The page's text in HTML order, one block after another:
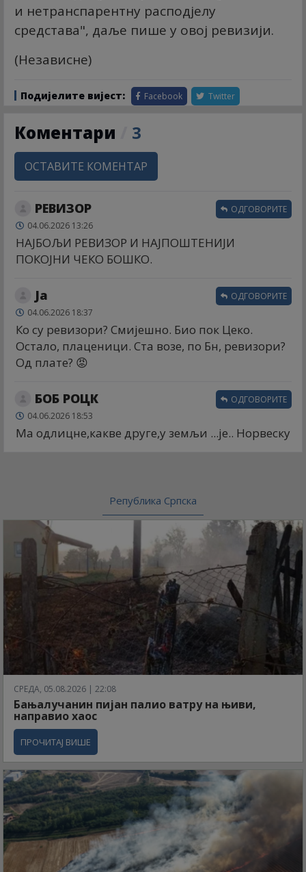
и нетранспарентну расподјелу
средстава", даље пише у овој ревизији.
(Независне)
Подијелите вијест: Facebook Twitter
Коментари 3
ОСТАВИТЕ КОМЕНТАР
РЕВИЗОР
04.06.2026 13:26
НАЈБОЉИ РЕВИЗОР И НАЈПОШТЕНИЈИ
ПОКОЈНИ ЧЕКО БОШКО.
ОДГОВОРИТЕ
Ја
04.06.2026 18:37
Ко су ревизори? Смијешно. Био пок Цеко.
Остало, плаценици. Ста возе, по Бн, ревизори?
Од плате? 😡
ОДГОВОРИТЕ
БОБ РОЦК
04.06.2026 18:53
Ма одлицне,какве друге,у земљи ...је.. Норвеску
ОДГОВОРИТЕ
Република Српска
СРЕДА, 05.08.2026 | 22:08
Бањалучанин пијан палио ватру на њиви,
направио хаос
ПРОЧИТАЈ ВИШЕ